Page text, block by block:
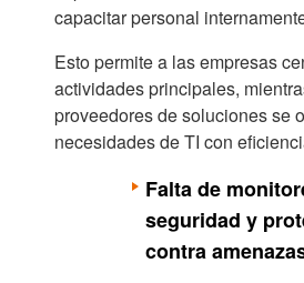
capacitar personal
Esto permite a las empresas
actividades principales,
proveedores de soluciones se
necesidades de TI con
Falta de
seguridad y
contra